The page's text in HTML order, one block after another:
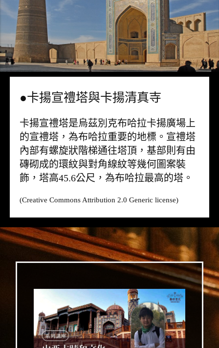
●卡揚宣禮塔與卡揚清真寺
卡揚宣禮塔是烏茲別克布哈拉卡揚廣場上
的宣禮塔，為布哈拉重要的地標。宣禮塔
內部有螺旋狀階梯通往塔頂，基部則有由
磚砌成的環紋與對角線紋等幾何圖案裝
飾，塔高45.6公尺，為布哈拉最高的塔。
(Creative Commons Attribution 2.0 Generic license)